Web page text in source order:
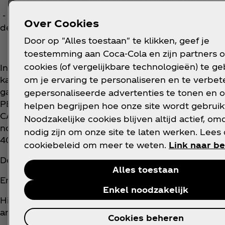
- beschadigde of onvolledige kassatickets voor
deelnemen aan de actie of die buiten de
In het kader van de wedstrijd moet de deelnemer
kassaticket dat de aankoop in België bewijst van
gamma Fuze Tea Strawberry Melon 400ml PET,
PET+200 ml RGB + 330ml CAN, Peach Hibiscus
CAN, Lime Mint 400ml PET, Peach Elderflower no
no sugar 400 ml, Sparkling Lemon 400ml PET+
400ml PET + 200ml RGB, Peach Rose 400ml PET.
De prijs selecteren waarvoor hij speelt.
En de vraag beantwoorden in maximaal 250 tekens.
Hij kan maximaal één keer per dag deelnemen op
antwoord telkens anders zijn. Hij kan iedere prijs
Over Cookies
Door op "Alles toestaan" te klikken, geef je
toestemming aan Coca‑Cola en zijn partners
cookies (of vergelijkbare technologieën) te
om je ervaring te personaliseren en te
gepersonaliseerde advertenties te tonen en
helpen begrijpen hoe onze site wordt
Noodzakelijke cookies blijven altijd actief,
nodig zijn om onze site te laten werken. Lees
cookiebeleid om meer te weten. Link naar
Alles toestaan
Enkel noodzakelijk
Cookies beheren